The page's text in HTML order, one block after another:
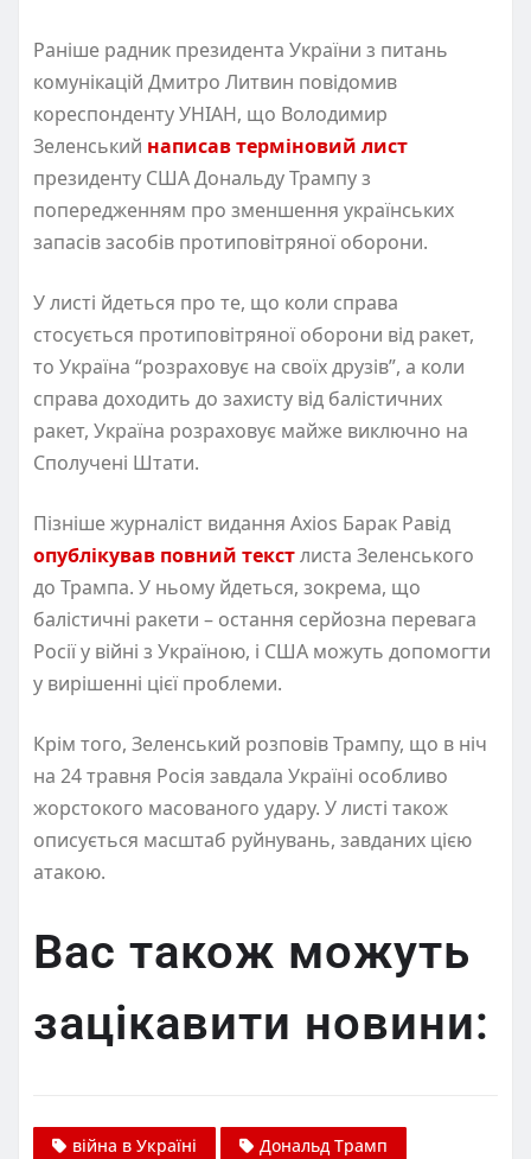
Раніше радник президента України з питань
комунікацій Дмитро Литвин повідомив
кореспонденту УНІАН, що Володимир
Зеленський написав терміновий лист
президенту США Дональду Трампу з
попередженням про зменшення українських
запасів засобів протиповітряної оборони.
У листі йдеться про те, що коли справа
стосується протиповітряної оборони від ракет,
то Україна “розраховує на своїх друзів”, а коли
справа доходить до захисту від балістичних
ракет, Україна розраховує майже виключно на
Сполучені Штати.
Пізніше журналіст видання Axios Барак Равід
опублікував повний текстлиста Зеленського
до Трампа. У ньому йдеться, зокрема, що
балістичні ракети – остання серйозна перевага
Росії у війні з Україною, і США можуть допомогти
у вирішенні цієї проблеми.
Крім того, Зеленський розповів Трампу, що в ніч
на 24 травня Росія завдала Україні особливо
жорстокого масованого удару. У листі також
описується масштаб руйнувань, завданих цією
атакою.
Вас також можуть
зацікавити новини:
війна в Україні
Дональд Трамп